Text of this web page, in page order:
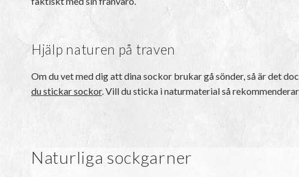
Hjälp naturen på traven
Om du vet med dig att dina sockor brukar gå sönder, så är det
du stickar sockor. Vill du sticka i naturmaterial så
Naturliga sockgarner